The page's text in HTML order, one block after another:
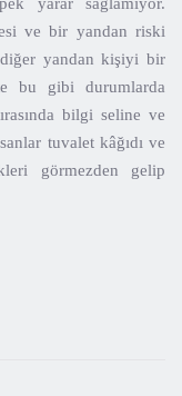
ve bir yandan riski
diğer yandan kişiyi bir
bu gibi durumlarda
bilgi seline ve
tuvalet kâğıdı ve
görmezden gelip